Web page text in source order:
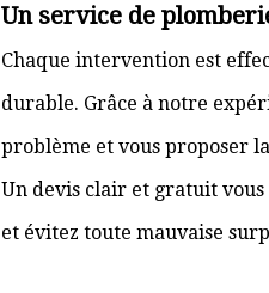
Un service de
Chaque intervention est
durable. Grâce à notre
problème et vous proposer
Un devis clair et gratuit vous
et évitez toute mauvaise